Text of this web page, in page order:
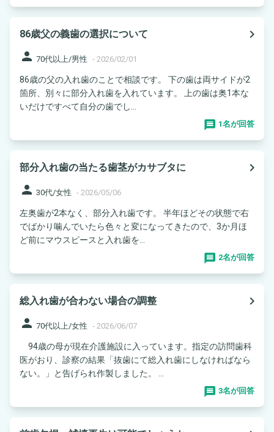
86歳父の義歯の選択について
navigate_next
person 70代以上/男性 - 2026/02/01
86歳の父の入れ歯のことで相談です。 下の歯は両サイドが2
箇所、別々に部分入れ歯を入れています。 上の歯は奥1本な
いだけですべて自分の歯でし...
1名が回答
部分入れ歯の当たる歯茎がカサブタに
navigate_next
person 30代/女性 - 2026/05/06
左奥歯が2本なく、部分入れ歯です。 半年ほどその状態で右
でばかり噛んでいたら色々と変になってきたので、3か月ほ
ど前にマウスピースと入れ歯を...
2名が回答
総入れ歯が合わない場合の調整
navigate_next
person 70代以上/女性 - 2026/06/07
94歳の母が現在介護施設に入っています。指定の訪問歯科
医がおり、診察の結果「抜歯にて総入れ歯にしなければなら
ない。」と告げられ作製しました。 ...
3名が回答